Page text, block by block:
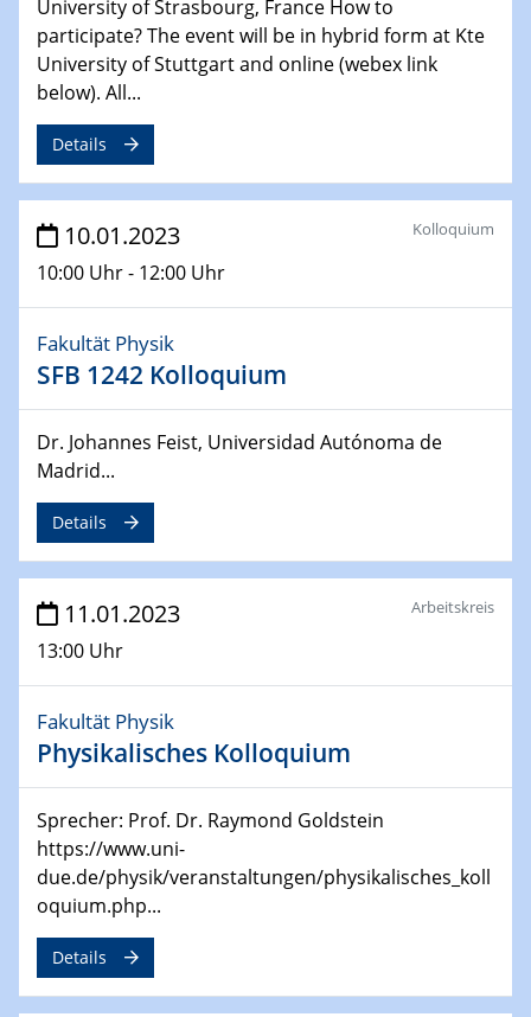
29.03.2023 - 30.03.2023
Kooperationsseminar | Brennstoffzellen
und Batterien
zur funktionalen Schicht
20.04.2023
Ringvorlesung
Podiumsdiskussion: Ich wandle mich! Das Klima und
unser Leben im Ruhrgebiet 2035
20.04.2023
2D materials
from scalable MOCVD growth to quantitative structural
characterization at the atomic scale
24.04.2023 - 27.04.2023
ACAMEC 2023
4th Symposium on “Advanced Catalysis and Materials
24.04.2023 - 27.04.2023
ACAMEC 2023
IMPRS-RECHARGE 4th Symposium
27.04.2023 - 20.04.2023
Ringvorlesung
Transformation lernen und lehren – Kompetenzen und
27.04.2023
CENIDE Start-Up Day
27.04.2023
Small Angle Scattering as a Tool for
Nanostructure Determination
University of Strasbourg, France How to
participate? The event will be in hybrid form at Kte
University of Stuttgart and online (webex link
below). All...
Details
10.01.2023
10:00 Uhr - 12:00 Uhr
Kolloquium
Fakultät Physik
SFB 1242 Kolloquium
Dr. Johannes Feist, Universidad Autónoma de
Madrid...
Details
11.01.2023
13:00 Uhr
Arbeitskreis
Fakultät Physik
Physikalisches Kolloquium
Sprecher: Prof. Dr. Raymond Goldstein
https://www.uni-
due.de/physik/veranstaltungen/physikalisches_koll
oquium.php...
Details